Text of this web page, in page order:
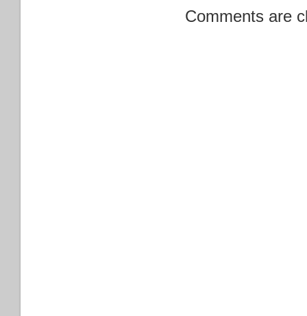
Comments are